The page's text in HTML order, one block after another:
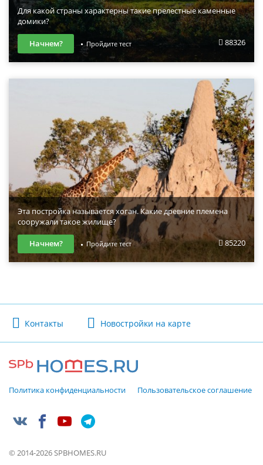
Для какой страны характерны такие прелестные каменные
домики?
88326
Начнем? Пройдите тест
Эта постройка называется хоган. Какие древние племена
сооружали такое жилище?
85220
Начнем? Пройдите тест
Контакты Новостройки на карте
Политика конфиденциальности Пользовательское соглашение
© 2014-2026 SPBHOMES.RU